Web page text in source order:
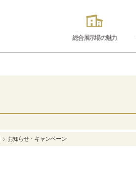
総合展示場の魅力
お知らせ・キャンペーン